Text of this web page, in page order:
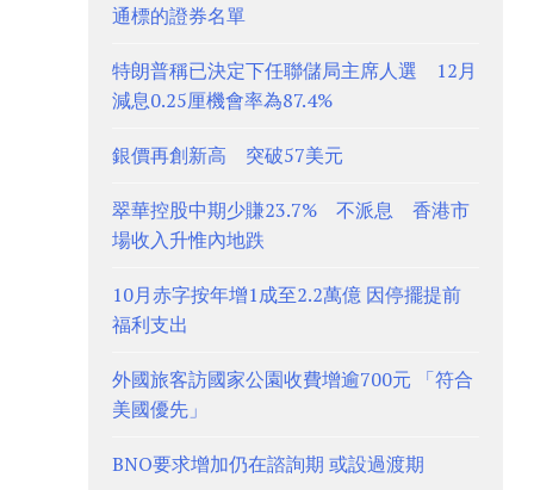
通標的證券名單
特朗普稱已決定下任聯儲局主席人選 12月
減息0.25厘機會率為87.4%
銀價再創新高 突破57美元
翠華控股中期少賺23.7% 不派息 香港市
場收入升惟內地跌
10月赤字按年增1成至2.2萬億 因停擺提前
福利支出
外國旅客訪國家公園收費增逾700元 「符合
美國優先」
BNO要求增加仍在諮詢期 或設過渡期